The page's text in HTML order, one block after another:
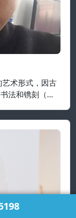
艺术形式，因古
法和镌刻（包
文字镌刻在金